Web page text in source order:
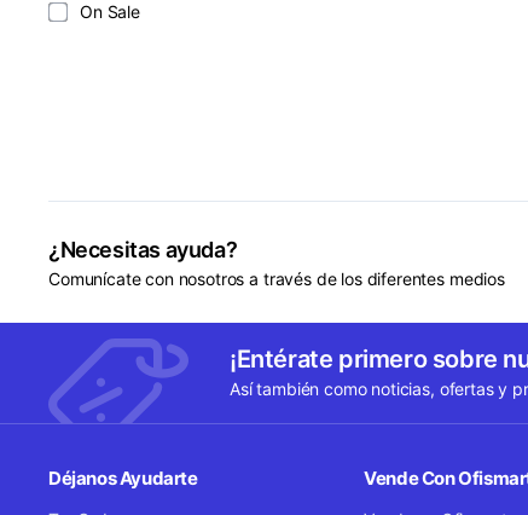
On Sale
¿Necesitas ayuda?
Comunícate con nosotros a través de los diferentes medios
¡Entérate primero sobre
Así también como noticias, ofertas y
Déjanos Ayudarte Vende Con